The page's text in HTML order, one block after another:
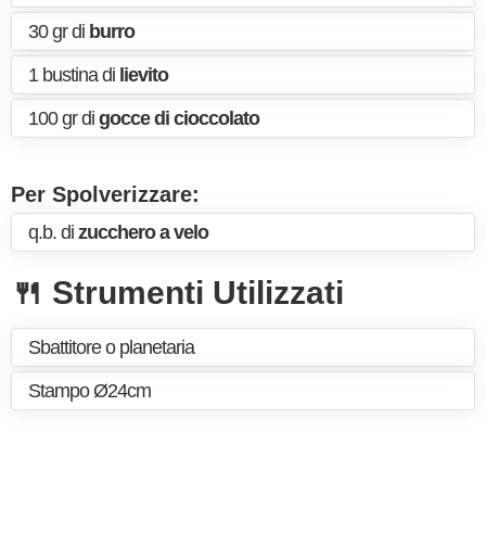
30 gr di burro
1 bustina di lievito
100 gr di gocce di cioccolato
Per Spolverizzare:
q.b. di zucchero a velo
🍴 Strumenti Utilizzati
Sbattitore o planetaria
Stampo Ø24cm